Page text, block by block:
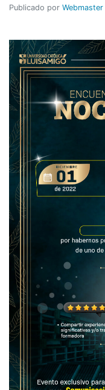
Publicado por Webmaster